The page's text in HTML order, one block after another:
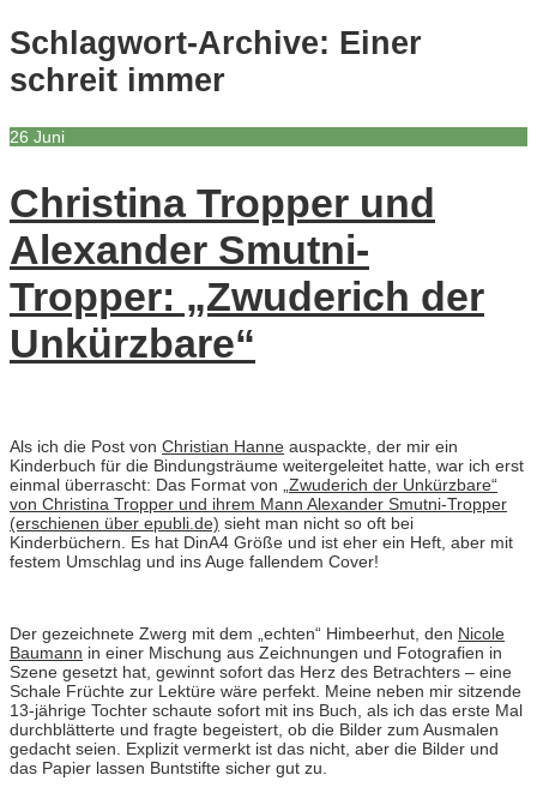
Schlagwort-Archive: Einer
schreit immer
26 Juni
Christina Tropper und
Alexander Smutni-
Tropper: „Zwuderich der
Unkürzbare“
Als ich die Post von Christian Hanne auspackte, der mir ein
Kinderbuch für die Bindungsträume weitergeleitet hatte, war ich erst
einmal überrascht: Das Format von „Zwuderich der Unkürzbare“
von Christina Tropper und ihrem Mann Alexander Smutni-Tropper
(erschienen über epubli.de) sieht man nicht so oft bei
Kinderbüchern. Es hat DinA4 Größe und ist eher ein Heft, aber mit
festem Umschlag und ins Auge fallendem Cover!
Der gezeichnete Zwerg mit dem „echten“ Himbeerhut, den Nicole
Baumann in einer Mischung aus Zeichnungen und Fotografien in
Szene gesetzt hat, gewinnt sofort das Herz des Betrachters – eine
Schale Früchte zur Lektüre wäre perfekt. Meine neben mir sitzende
13-jährige Tochter schaute sofort mit ins Buch, als ich das erste Mal
durchblätterte und fragte begeistert, ob die Bilder zum Ausmalen
gedacht seien. Explizit vermerkt ist das nicht, aber die Bilder und
das Papier lassen Buntstifte sicher gut zu.